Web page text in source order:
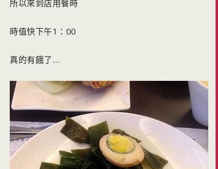
所以來到店用餐時
時值快下午1：00
真的有餓了…